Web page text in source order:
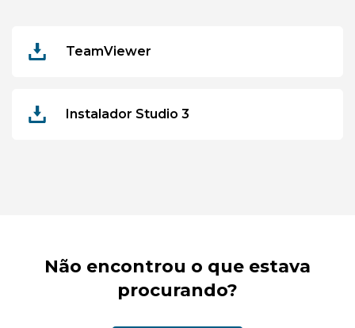
TeamViewer
Instalador Studio 3
Não encontrou o que estava
procurando?